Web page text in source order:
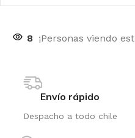
8 ¡Personas viendo
Envío rápido
Despacho a todo chile